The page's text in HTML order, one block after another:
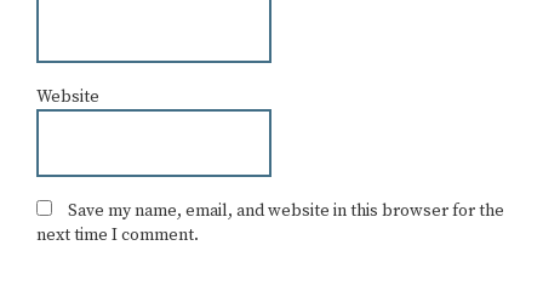
Website
Save my name, email, and website in this browser for the
next time I comment.